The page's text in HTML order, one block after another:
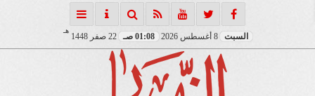
السبت 8 أغسطس 2026 01:08 صـ 22 صفر 1448
هـ